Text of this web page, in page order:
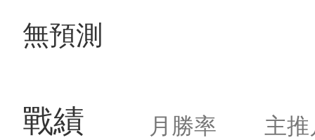
無預測
戰績 月勝率 主